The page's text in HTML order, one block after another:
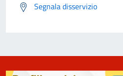
Segnala disservizio